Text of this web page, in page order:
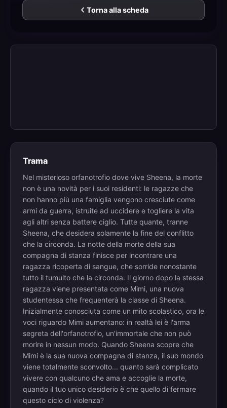
Torna alla scheda
Trama
Nel misterioso orfanotrofio dove vive Sheena, la morte
non è una novità per i suoi residenti: le ragazze che
non hanno più una famiglia vengono cresciute come
armi da guerra, istruite ad uccidere e togliere la vita
agli altri senza battere ciglio. Tutte quante, tranne
Sheena, che desidera solamente la fine del conflitto
che la circonda. La notte della morte della sua
compagna di stanza finisce per incontrare una
ragazza ricoperta di sangue, che sorride nonostante
tutto il tumulto che la circonda. Il giorno dopo la stessa
ragazza viene presentata come Mimi, una nuova
studentessa che frequenterà la classe di Sheena.
Inizialmente conosciuta come un mito scolastico, ora le
voci riguardo Mimi aumentano: in realtà lei è l'arma
segreta dell'orfanotrofio, un'immortale che non può
morire in nessun modo. Quando Sheena scopre che
Mimi è la sua nuova compagna di stanza, il suo mondo
viene totalmente sconvolto... quanto sarà complicato
vivere con qualcuno che ama e accoglie la morte,
quando il tuo unico desiderio è che quello di fermare
questo ciclo di violenza?